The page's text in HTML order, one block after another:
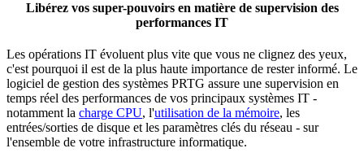
Libérez vos super-pouvoirs en matière de supervision des
performances IT
Les opérations IT évoluent plus vite que vous ne clignez des yeux,
c'est pourquoi il est de la plus haute importance de rester informé. Le
logiciel de gestion des systèmes PRTG assure une supervision en
temps réel des performances de vos principaux systèmes IT -
notamment la charge CPU, l'utilisation de la mémoire, les
entrées/sorties de disque et les paramètres clés du réseau - sur
l'ensemble de votre infrastructure informatique.